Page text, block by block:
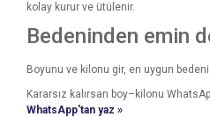
kolay kurur ve ütülenir.
Bedeninden emin
Boyunu ve kilonu gir, en uygun
Kararsız kalırsan boy–kilonu
WhatsApp'tan yaz »